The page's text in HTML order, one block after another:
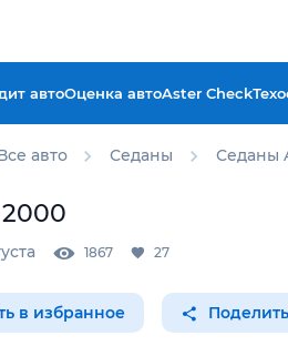
автоОценка автоAster Check
авто Седаны Седаны
2000
1867 27
в избранное